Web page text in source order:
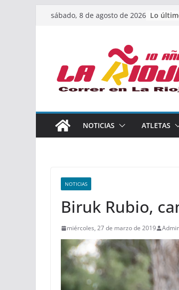
Saltarsábado, 8 de agosto de 2026 Lo
NOTICIAS ATLETAS
NOTICIAS
Biruk Rubio,
miércoles, 27 de marzo de 2019